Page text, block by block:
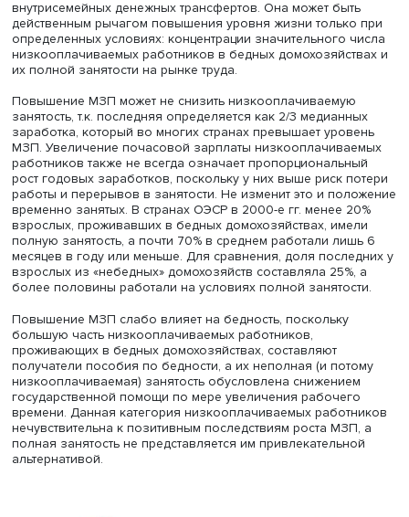
Однако последние исследования показали, что именно
либерализация рынка труда в развитых странах стала
из ключевых
факторов роста числа работающих бедных и
заработках. Не получило эмпирического
предположение о росте занятости благодаря
пособий по безработице и сокращения прав
Повышение гибкости рынка труда выталкивает
на незащищенные и малоперспективные рабочие
гарантий занятости, вероятности дополнительного
и продвижения по службе. Таким образом они
из одной категории бедных в другую без перспектив
повышения благополучия и социального статуса.
МРОТ не панацея
Трудовые заработки являются основным источником
работающих бедных. В 2022 г. в России на них
более 78% денежных доходов российских
бедных домохозяйств несколько ниже — 61%. При этом
доходов от оплаты труда составила немногим менее
против 72% среди всего населения.
Часть политиков считает повышение минимальной